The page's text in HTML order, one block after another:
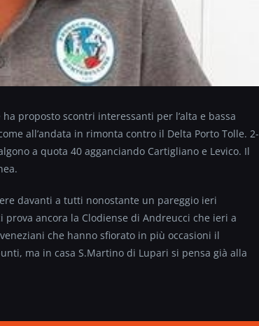
proposto scontri interessanti per l’alta e bassa
all’andata in rimonta contro il Delta Porto Tolle. 2-
a quota 40 agganciando Cartigliano e Levico. Il
davanti a tutti nonostante un pareggio ieri
prova ancora la Clodiense di Andreucci che ieri a
che hanno sfiorato in più occasioni il
ma in casa S.Martino di Lupari si pensa già alla